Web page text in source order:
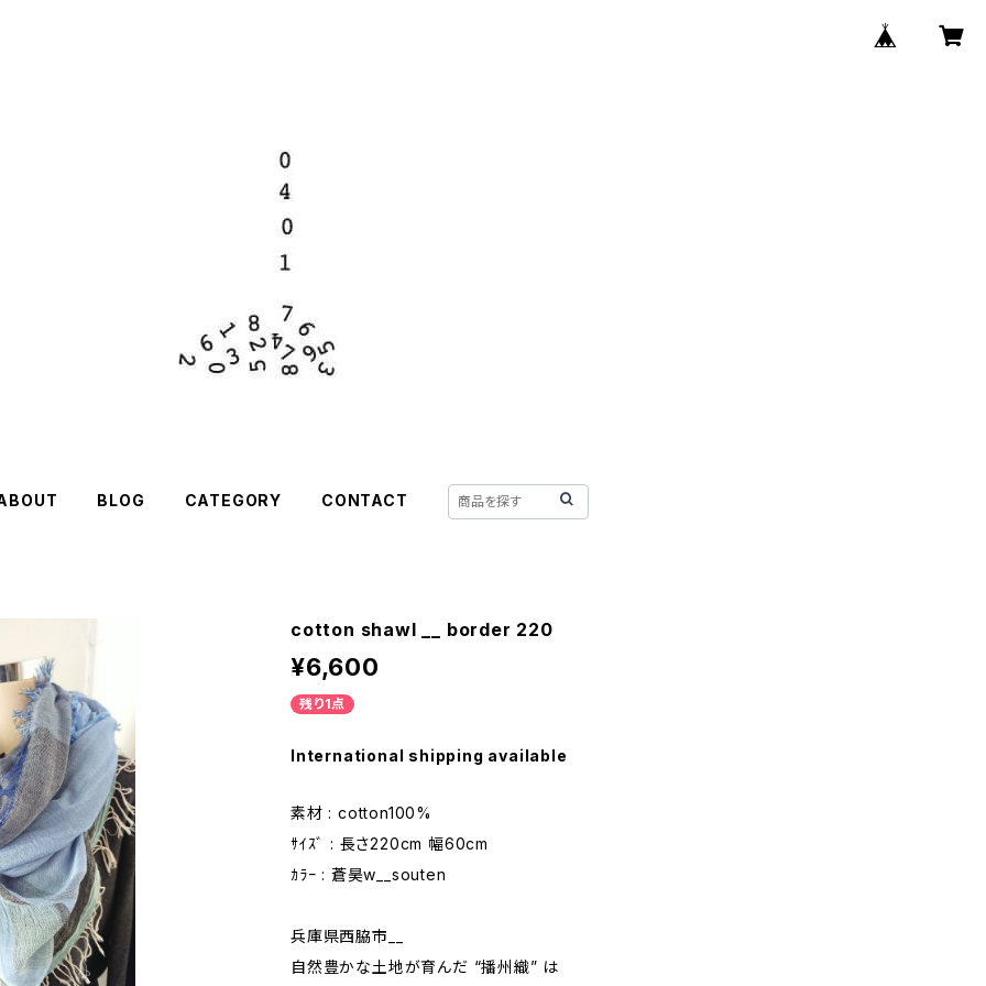
BLOG CATEGORY CONTACT
cotton shawl __ border 220
¥6,600
残り1点
International shipping available
素材 : cotton100%
ｻｲｽﾞ : 長さ220cm 幅60cm
ｶﾗｰ : 蒼昊w__souten
兵庫県西脇市__
自然豊かな土地が育んだ “播州織” は